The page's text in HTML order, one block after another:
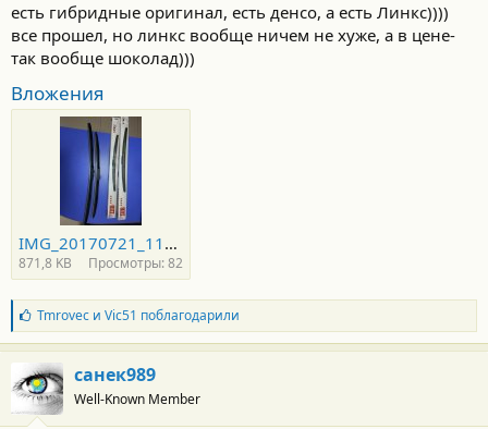
есть гибридные оригинал, есть денсо, а есть Линкс))))
все прошел, но линкс вообще ничем не хуже, а в цене-
так вообще шоколад)))
Вложения
IMG_20170721_115720.jpg
871,8 KB Просмотры: 82
Б
л
а
г
о
д
а
Tmrovecи Vic51 поблагодарили
санек989
Well-Known Member